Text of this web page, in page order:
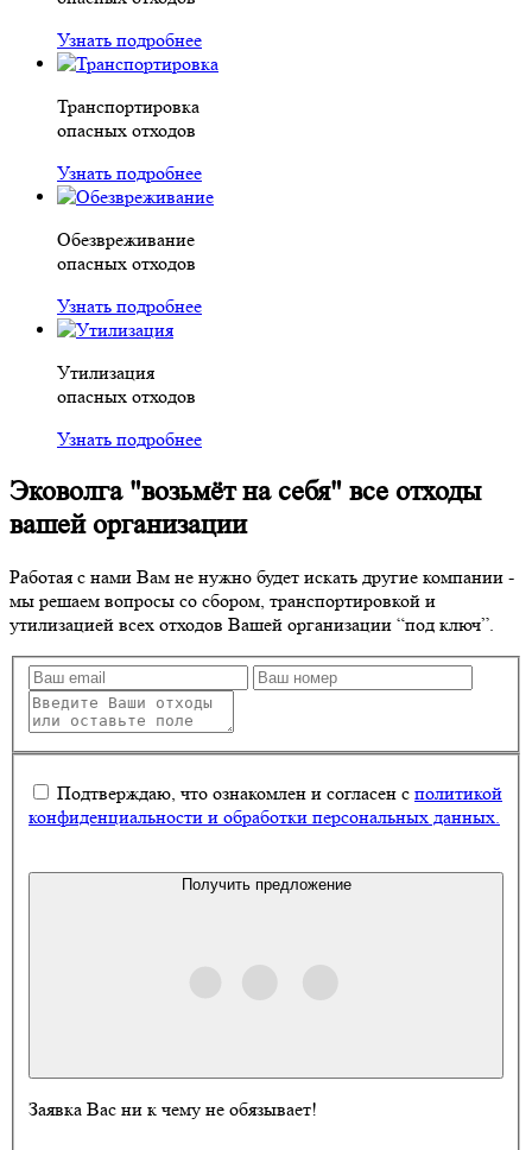
Узнать подробнее
Транспортировка
опасных отходов
Узнать подробнее
Обезвреживание
опасных отходов
Узнать подробнее
Утилизация
опасных отходов
Узнать подробнее
Эковолга "возьмёт на себя" все отходы
вашей организации
Работая с нами Вам не нужно будет искать другие компании -
мы решаем вопросы со сбором, транспортировкой и
утилизацией всех отходов Вашей организации “под ключ”.
Подтверждаю, что ознакомлен и согласен с политикой
конфиденциальности и обработки персональных данных.
Получить предложение
Заявка Вас ни к чему не обязывает!